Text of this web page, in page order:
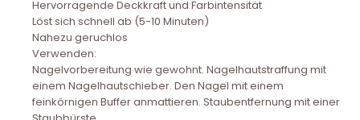
Hervorragende Deckkraft und Farbintensität
Löst sich schnell ab (5-10 Minuten)
Nahezu geruchlos
Verwenden:
Nagelvorbereitung wie gewohnt. Nagelhautstraffung mit
einem Nagelhautschieber. Den Nagel mit einem
feinkörnigen Buffer anmattieren. Staubentfernung mit einer